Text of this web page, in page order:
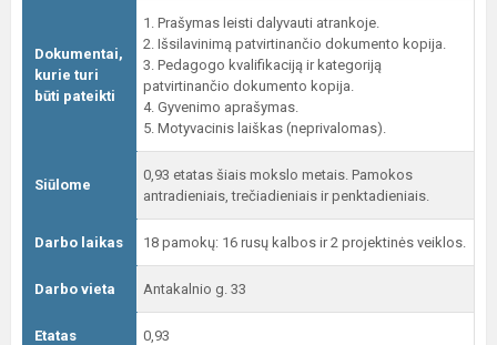
Dokumentai,
kurie turi
būti pateikti
1. Prašymas leisti dalyvauti atrankoje.
2. Išsilavinimą patvirtinančio dokumento kopija.
3. Pedagogo kvalifikaciją ir kategoriją
patvirtinančio dokumento kopija.
4. Gyvenimo aprašymas.
5. Motyvacinis laiškas (neprivalomas).
Siūlome
0,93 etatas šiais mokslo metais. Pamokos
antradieniais, trečiadieniais ir penktadieniais.
Darbo laikas 18 pamokų: 16 rusų kalbos ir 2 projektinės veiklos.
Darbo vieta Antakalnio g. 33
Etatas 0,93